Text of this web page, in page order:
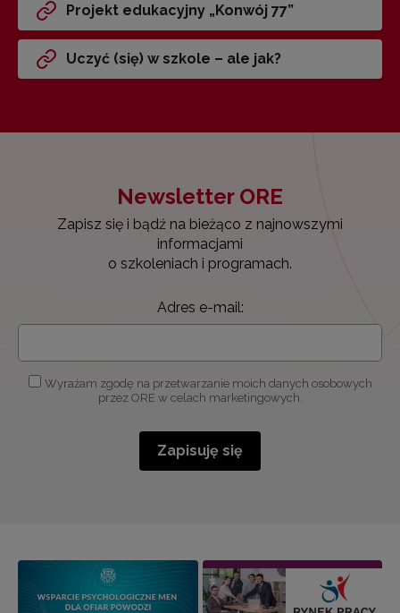
Projekt edukacyjny „Konwój 77”
Uczyć (się) w szkole – ale jak?
Newsletter ORE
Zapisz się i bądź na bieżąco z najnowszymi
informacjami
o szkoleniach i programach.
Adres e-mail:
Wyrażam zgodę na przetwarzanie moich danych osobowych
przez ORE w celach marketingowych.
Zapisuję się